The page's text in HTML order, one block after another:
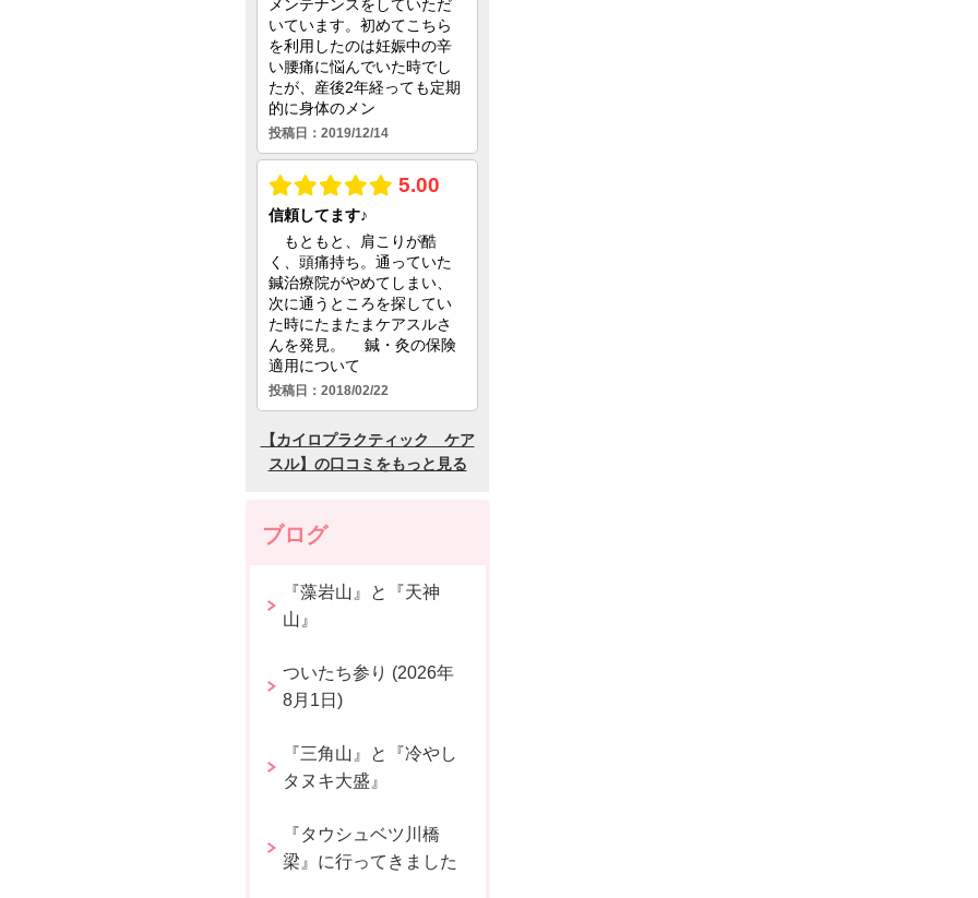
ブログ
『藻岩山』と『天神
山』
ついたち参り (2026年
8月1日)
『三角山』と『冷やし
タヌキ大盛』
『タウシュベツ川橋
梁』に行ってきました